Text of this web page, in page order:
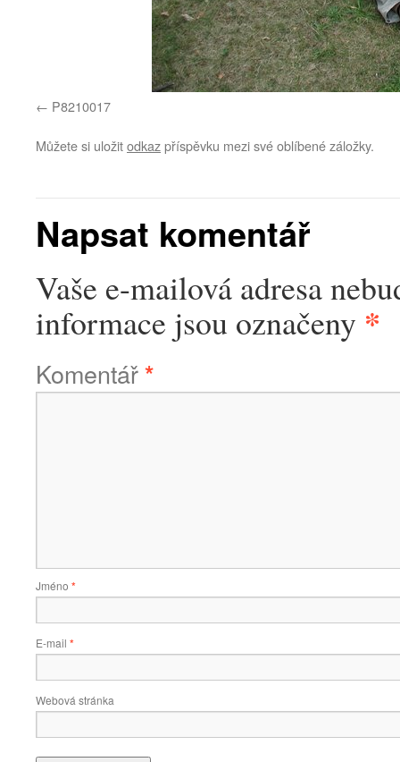
P8210017
Můžete si uložitodkazpříspěvku mezi své oblíbené záložky.
Napsat komentář
Vaše e-mailová adresa
informace jsou označeny *
Komentář*
Jméno *
E-mail *
Webová stránka